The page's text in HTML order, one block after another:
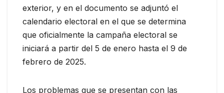
exterior, y en el documento se adjuntó el
calendario electoral en el que se determina
que oficialmente la campaña electoral se
iniciará a partir del 5 de enero hasta el 9 de
febrero de 2025.
Los problemas que se presentan con las